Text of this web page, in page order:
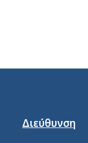
Διεύθυνση